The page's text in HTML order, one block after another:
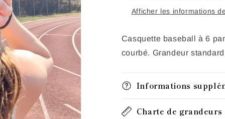
Afficher les informations
Casquette baseball à 6
courbé. Grandeur
Informations
Charte de grandeurs